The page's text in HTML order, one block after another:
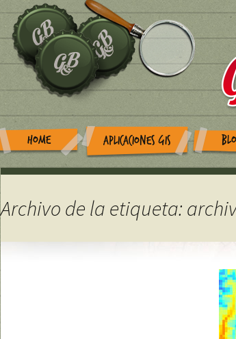
HOME APLICACIONES GIS
Archivo de la etiqueta: